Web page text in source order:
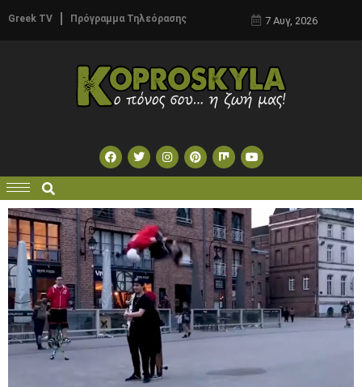
Greek TV Πρόγραμμα Τηλεόρασης 7 Αυγ, 2026